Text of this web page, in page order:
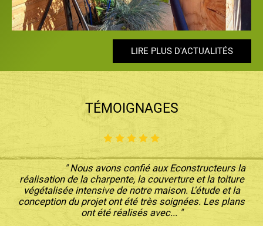
LIRE PLUS D'ACTUALITÉS
LIRE PLUS D'ACTUALITÉS
LIRE PLUS D'ACTUALITÉS
LIRE PLUS D'ACTUALITÉS
LIRE PLUS D'ACTUALITÉS
TÉMOIGNAGES
" Nous avons confié aux Econstructeurs la
réalisation de la charpente, la couverture et la toiture
végétalisée intensive de notre maison. L'étude et la
conception du projet ont été très soignées. Les plans
ont été réalisés avec... "